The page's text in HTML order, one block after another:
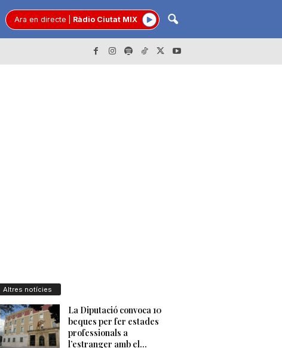
Ara en directe Ràdio Ciutat MIX
Altres notícies